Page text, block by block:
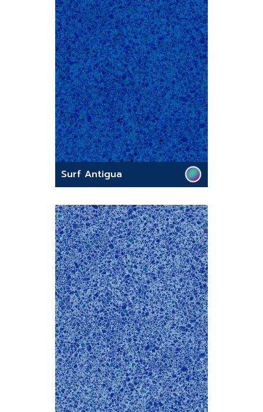
Surf Antigua